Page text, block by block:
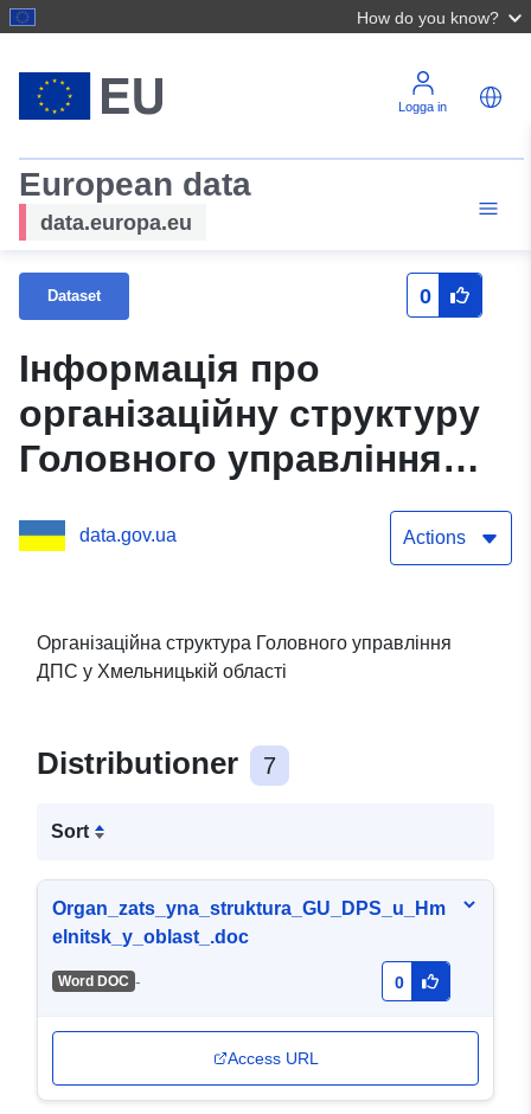
How do you know?
Logga in
European data
data.europa.eu
Dataset 0
Інформація про
організаційну структуру
Головного управління
ДПС у Хмельницькій
області
data.gov.ua Actions
Організаційна структура Головного управління
ДПС у Хмельницькій області
Distributioner 7
Sort
Organ_zats_yna_struktura_GU_DPS_u_Hm
elnitsk_y_oblast_.doc
Word DOC - 0
Access URL